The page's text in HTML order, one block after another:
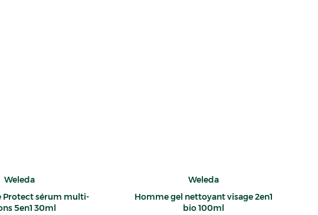
Weleda
Protect sérum multi-
5en1 30ml
Weleda
Homme gel nettoyant visage 2en1
bio 100ml